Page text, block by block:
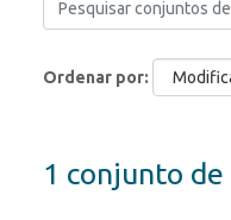
Ordenar por
1 conjunto